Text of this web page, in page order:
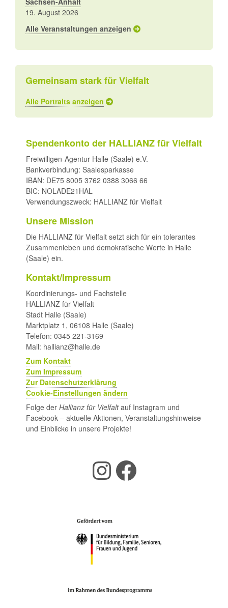
19. August 2026
Alle Veranstaltungen anzeigen
Gemeinsam stark für Vielfalt
Alle Portraits anzeigen
Spendenkonto der HALLIANZ für Vielfalt
Freiwilligen-Agentur Halle (Saale) e.V.
Bankverbindung: Saalesparkasse
IBAN: DE75 8005 3762 0388 3066 66
BIC: NOLADE21HAL
Verwendungszweck: HALLIANZ für Vielfalt
Unsere Mission
Die HALLIANZ für Vielfalt setzt sich für ein tolerantes
Zusammenleben und demokratische Werte in Halle
(Saale) ein.
Kontakt/Impressum
Koordinierungs- und Fachstelle
HALLIANZ für Vielfalt
Stadt Halle (Saale)
Marktplatz 1, 06108 Halle (Saale)
Telefon: 0345 221-3169
Mail: hallianz@halle.de
Zum Kontakt
Zum Impressum
Zur Datenschutzerklärung
Cookie-Einstellungen ändern
Folge der Hallianz für Vielfaltauf Instagram und
Facebook – aktuelle Aktionen, Veranstaltungshinweise
und Einblicke in unsere Projekte!
Instagram
Facebook